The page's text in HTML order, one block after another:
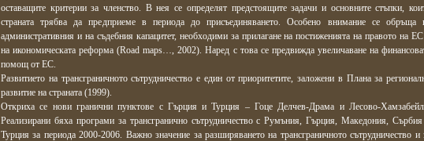
оставащите критерии за членство. В нея се определят предстоящите задачи и основните стъпки,
страната трябва да предприеме в периода до присъединяването. Особено внимание се обръща
административния и на съдебния капацитет, необходими за прилагане на постиженията на правото на
на икономическата реформа (Road maps…, 2002). Наред с това се предвижда увеличаване на
помощ от ЕС.
Развитието на трансграничното сътрудничество е един от приоритетите, заложени в Плана за
развитие на страната (1999).
Откриха се нови гранични пунктове с Гърция и Турция – Гоце Делчев-Драма и Лесово-
Реализирани бяха програми за трансгранично сътрудничество с Румъния, Гърция, Македония,
Турция за периода 2000-2006. Важно значение за разширяването на трансграничното сътрудничество и